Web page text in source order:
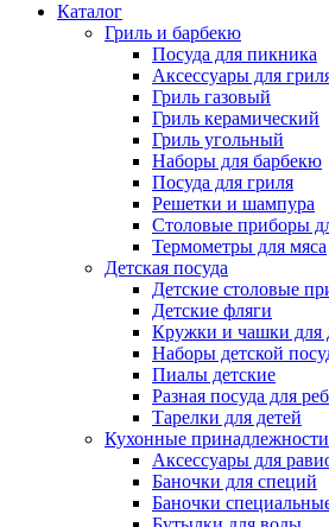
Каталог
Гриль и барбекю
Посуда для пикника
Аксессуары для
Гриль газовый
Гриль керамический
Гриль угольный
Наборы для барбекю
Посуда для гриля
Решетки и шампура
Столовые приборы
Термометры для мяса
Детская посуда
Детские столовые
Детские фляги
Кружки и чашки для
Наборы детской
Пиалы детские
Разная посуда для
Тарелки для детей
Кухонные принадлежности
Аксессуары для
Баночки для специй
Баночки